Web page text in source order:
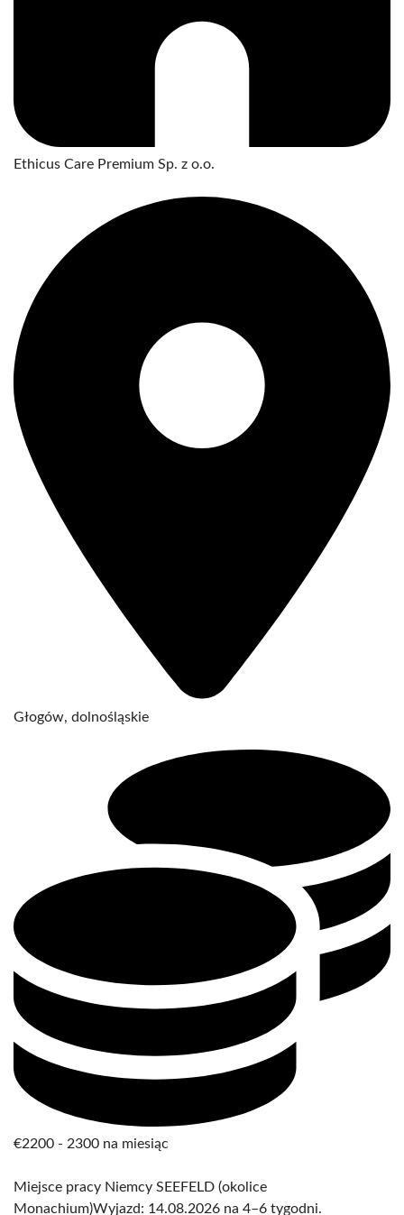
Ethicus Care Premium Sp. z o.o.
Głogów, dolnośląskie
€2200 - 2300 na miesiąc
Miejsce pracy Niemcy SEEFELD (okolice
Monachium)Wyjazd: 14.08.2026 na 4–6 tygodni.